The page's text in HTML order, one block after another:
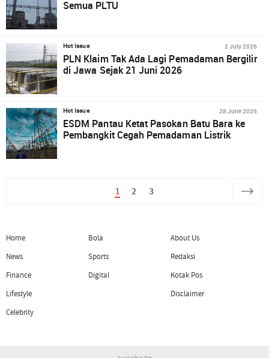
Semua PLTU
Hot Issue 2 July 2026
PLN Klaim Tak Ada Lagi Pemadaman Bergilir
di Jawa Sejak 21 Juni 2026
Hot Issue 28 June 2026
ESDM Pantau Ketat Pasokan Batu Bara ke
Pembangkit Cegah Pemadaman Listrik
1 2 3
Home
News
Finance
Lifestyle
Celebrity
Bola
Sports
Digital
About Us
Redaksi
Kotak Pos
Disclaimer